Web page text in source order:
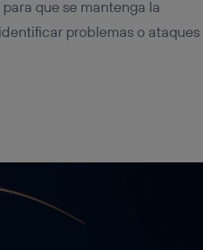
que se mantenga la
problemas o ataques